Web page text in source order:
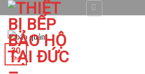
Skip
to
content
30
Th6